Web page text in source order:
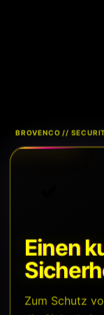
BROVENCO //
Einen
Zum Schutz